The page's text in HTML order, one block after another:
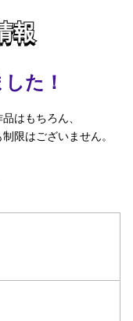
報
報
た！
はもちろん、
限はございません。